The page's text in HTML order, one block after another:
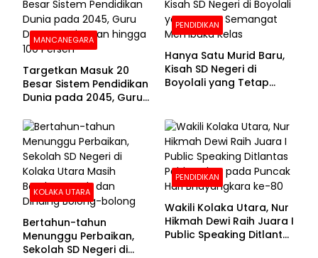
MANCANEGARA
Targetkan Masuk 20
Besar Sistem Pendidikan
Dunia pada 2045, Guru
100 Persen
PENDIDIKAN
Hanya Satu Murid Baru,
Kisah SD Negeri di
Boyolali yang Tetap
KOLAKA UTARA
Bertahun-tahun
Menunggu Perbaikan,
Sekolah SD Negeri di
PENDIDIKAN
Wakili Kolaka Utara, Nur
Hikmah Dewi Raih Juara I
Public Speaking Ditlantas